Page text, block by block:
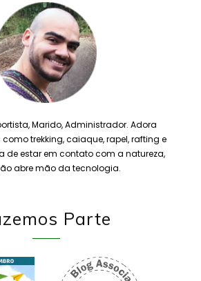
Marido, Administrador. Adora
trekking, caiaque, rapel, rafting e
de estar em contato com a natureza,
abre mão da tecnologia.
Parte